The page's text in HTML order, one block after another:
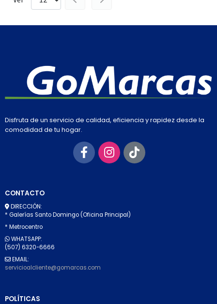
Disfruta de un servicio de calidad, eficiencia y rapidez desde la
comodidad de tu hogar.
CONTACTO
DIRECCIÓN:
* Galerías Santo Domingo (Oficina Principal)
* Metrocentro
WHATSAPP:
(507) 6320-6666
EMAIL:
servicioalcliente@gomarcas.com
POLÍTICAS